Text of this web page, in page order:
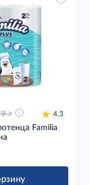
д 4.3
Familia